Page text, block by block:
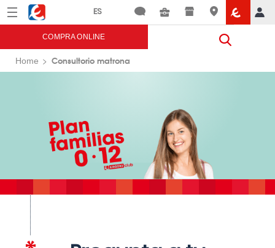
Menú Eroski
COMPRA ONLINE
Home Consultorio matrona